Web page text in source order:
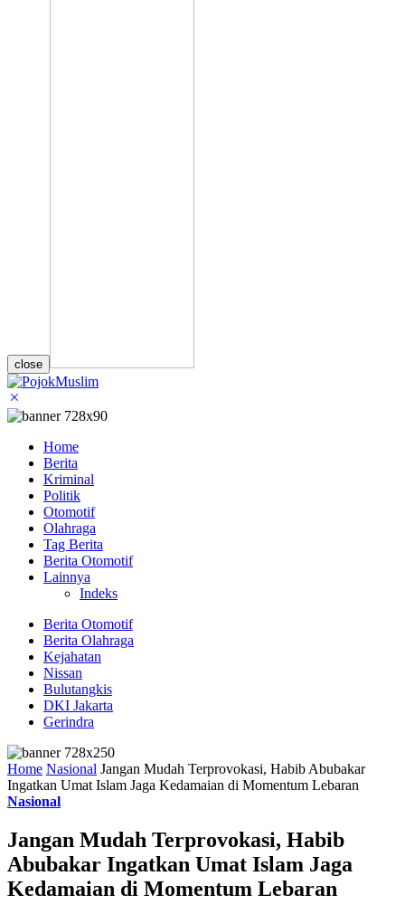
close
Home
Berita
Kriminal
Politik
Otomotif
Olahraga
Tag Berita
Berita Otomotif
Lainnya
Indeks
Berita Otomotif
Berita Olahraga
Kejahatan
Nissan
Bulutangkis
DKI Jakarta
Gerindra
Home Nasional Jangan Mudah Terprovokasi, Habib Abubakar
Ingatkan Umat Islam Jaga Kedamaian di Momentum Lebaran
Nasional
Jangan Mudah Terprovokasi, Habib
Abubakar Ingatkan Umat Islam Jaga
Kedamaian di Momentum Lebaran